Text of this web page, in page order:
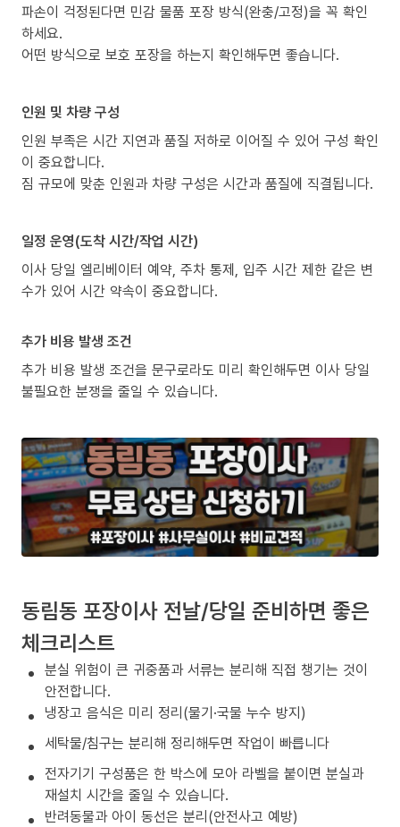
파손이 걱정된다면 민감 물품 포장 방식(완충/고정)을 꼭 확인
하세요.
어떤 방식으로 보호 포장을 하는지 확인해두면 좋습니다.
인원 및 차량 구성
인원 부족은 시간 지연과 품질 저하로 이어질 수 있어 구성 확인
이 중요합니다.
짐 규모에 맞춘 인원과 차량 구성은 시간과 품질에 직결됩니다.
일정 운영(도착 시간/작업 시간)
이사 당일 엘리베이터 예약, 주차 통제, 입주 시간 제한 같은 변
수가 있어 시간 약속이 중요합니다.
추가 비용 발생 조건
추가 비용 발생 조건을 문구로라도 미리 확인해두면 이사 당일
불필요한 분쟁을 줄일 수 있습니다.
동림동 포장이사 전날/당일 준비하면 좋은
체크리스트
분실 위험이 큰 귀중품과 서류는 분리해 직접 챙기는 것이
안전합니다.
냉장고 음식은 미리 정리(물기·국물 누수 방지)
세탁물/침구는 분리해 정리해두면 작업이 빠릅니다
전자기기 구성품은 한 박스에 모아 라벨을 붙이면 분실과
재설치 시간을 줄일 수 있습니다.
반려동물과 아이 동선은 분리(안전사고 예방)